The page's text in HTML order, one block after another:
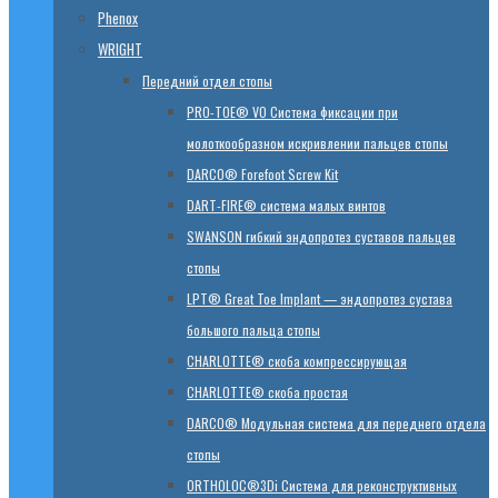
Phenox
WRIGHT
Передний отдел стопы
PRO-TOE® VO Система фиксации при
молоткообразном искривлении пальцев стопы
DARCO® Forefoot Screw Kit
DART-FIRE® система малых винтов
SWANSON гибкий эндопротез суставов пальцев
стопы
LPT® Great Toe Implant — эндопротез сустава
большого пальца стопы
CHARLOTTE® скоба компрессирующая
CHARLOTTE® скоба простая
DARCO® Модульная система для переднего отдела
стопы
ORTHOLOC®3Di Система для реконструктивных